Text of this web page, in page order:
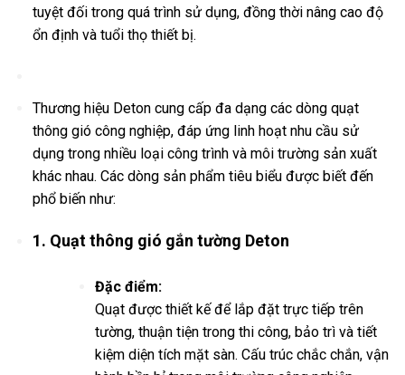
tuyệt đối trong quá trình sử dụng, đồng thời nâng cao độ
ổn định và tuổi thọ thiết bị.
Thương hiệu Deton cung cấp đa dạng các dòng quạt
thông gió công nghiệp, đáp ứng linh hoạt nhu cầu sử
dụng trong nhiều loại công trình và môi trường sản xuất
khác nhau. Các dòng sản phẩm tiêu biểu được biết đến
phổ biến như:
1. Quạt thông gió gắn tường Deton
Đặc điểm:
Quạt được thiết kế để lắp đặt trực tiếp trên
tường, thuận tiện trong thi công, bảo trì và tiết
kiệm diện tích mặt sàn. Cấu trúc chắc chắn, vận